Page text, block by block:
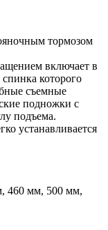
тормозом
включает в
которого
съемные
подножки с
подъема.
устанавливается
460 мм, 500 мм,